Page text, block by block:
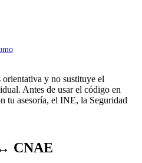
orientativa y no sustituye el
Antes de usar el código en
tu asesoría, el INE, la Seguridad
CNAE